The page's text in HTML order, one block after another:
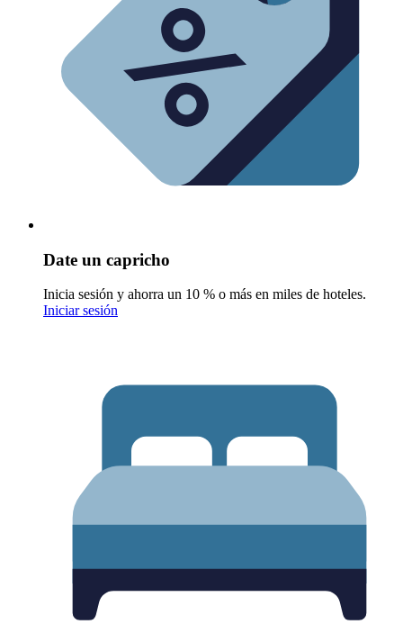
Date un capricho
Inicia sesión y ahorra un 10 % o más en miles de hoteles.
Iniciar sesión